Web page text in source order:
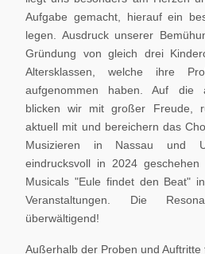
Aufgabe gemacht, hierauf ein
legen. Ausdruck unserer
Gründung von gleich drei
Altersklassen, welche ihre
aufgenommen haben. Auf die
blicken wir mit großer Freude,
aktuell mit und bereichern das
Musizieren in Nassau und
eindrucksvoll in 2024
Musicals "Eule findet den Beat"
Veranstaltungen. Die
überwältigend!
Außerhalb der Proben und Auftritte